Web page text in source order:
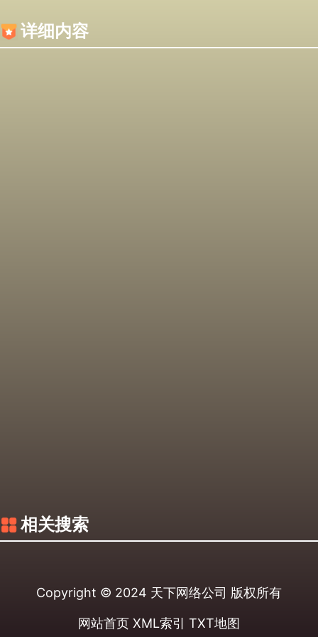
详细内容
相关搜索
Copyright © 2024 天下网络公司 版权所有
网站首页 XML索引 TXT地图